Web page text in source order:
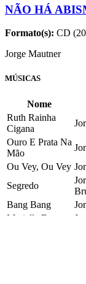
NÃO HÁ
Formato(s): CD
Jorge Mautner
MÚSICAS
Nome
Ruth Rainha
Cigana
Ouro E Prata Na
Mão
Ou Vey, Ou Vey
Segredo
Bang Bang
Marielle Franco